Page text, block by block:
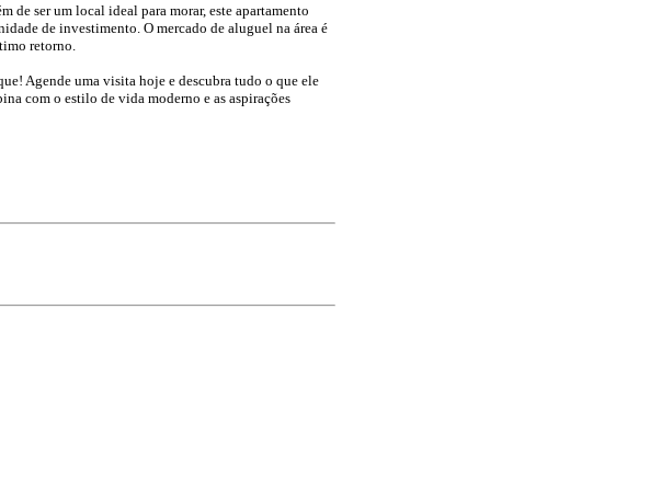
de ser um local ideal para morar, este apartamento
de investimento. O mercado de aluguel na área é
retorno.
Agende uma visita hoje e descubra tudo o que ele
com o estilo de vida moderno e as aspirações